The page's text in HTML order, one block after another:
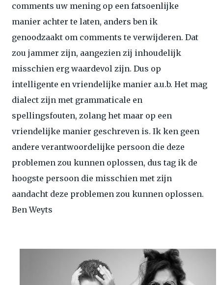
comments uw mening op een fatsoenlijke
manier achter te laten, anders ben ik
genoodzaakt om comments te verwijderen. Dat
zou jammer zijn, aangezien zij inhoudelijk
misschien erg waardevol zijn. Dus op
intelligente en vriendelijke manier a.u.b. Het mag
dialect zijn met grammaticale en
spellingsfouten, zolang het maar op een
vriendelijke manier geschreven is. Ik ken geen
andere verantwoordelijke persoon die deze
problemen zou kunnen oplossen, dus tag ik de
hoogste persoon die misschien met zijn
aandacht deze problemen zou kunnen oplossen.
Ben Weyts